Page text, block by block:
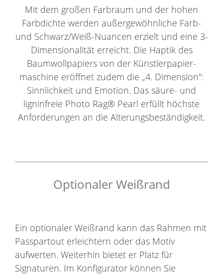
Mit dem großen Farbraum und der hohen
Farbdichte werden außergewöhnliche Farb-
und Schwarz/Weiß-Nuancen erzielt und eine 3-
Dimensionalität erreicht. Die Haptik des
Baumwollpapiers von der Künstlerpapier-
maschine eröffnet zudem die „4. Dimension":
Sinnlichkeit und Emotion. Das säure- und
ligninfreie Photo Rag® Pearl erfüllt höchste
Anforderungen an die Alterungsbeständigkeit.
Optionaler Weißrand
Ein optionaler Weißrand kann das Rahmen mit
Passpartout erleichtern oder das Motiv
aufwerten. Weiterhin bietet er Platz für
Signaturen. Im Konfigurator können Sie